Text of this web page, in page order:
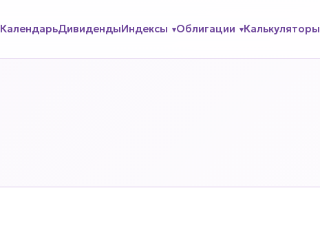
КалендарьДивидендыИндексы Облигации Калькуляторы